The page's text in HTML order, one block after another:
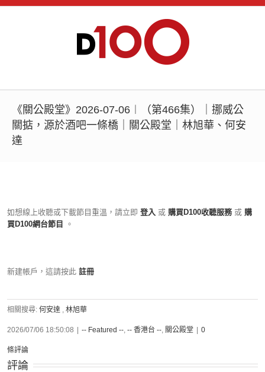
《關公殿堂》2026-07-06︱（第466集）｜挪威公
關掂，源於酒吧一條橋｜關公殿堂｜林旭華、何安
達
如想線上收聽或下載節目重溫，請立即 登入 或 購買D100收聽服務 或 購
買D100網台節目
。
新建帳戶，這請按此 註冊
相關搜尋: 何安達 , 林旭華
2026/07/06 18:50:08 -- Featured --, -- 香港台 --, 關公殿堂 0
條評論
評論